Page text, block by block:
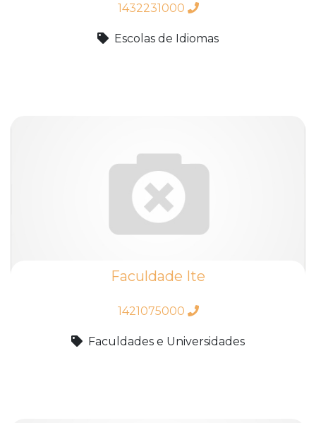
1432231000
Escolas de Idiomas
Faculdade Ite
1421075000
Faculdades e Universidades